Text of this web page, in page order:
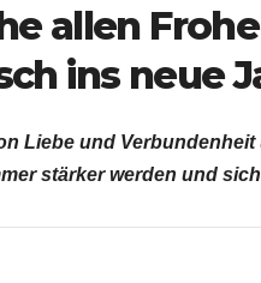
allen
ins neue
Liebe und
stärker werden und